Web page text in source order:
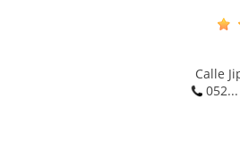
Calle
052...